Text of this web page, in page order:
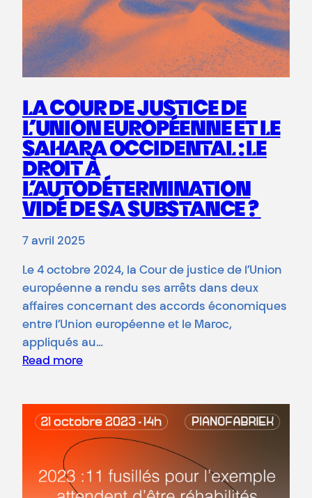
LA COUR DE JUSTICE DE
L’UNION EUROPÉENNE ET LE
SAHARA OCCIDENTAL : LE
DROIT À
L’AUTODÉTERMINATION
VIDÉ DE SA SUBSTANCE ?
7 avril 2025
Le 4 octobre 2024, la Cour de justice de l’Union
européenne a rendu ses arrêts dans deux
affaires concernant des accords économiques
entre l’Union européenne et le Maroc,
appliqués au…
Read more